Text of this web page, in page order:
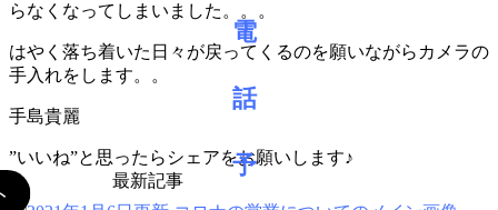
らなくなってしまいました。。。
はやく落ち着いた日々が戻ってくるのを願いながらカメラの
手入れをします。。
手島貴麗
”いいね”と思ったらシェアをお願いします♪
最新記事